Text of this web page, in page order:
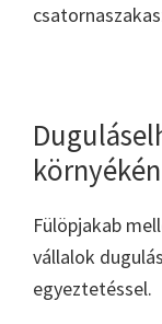
környékén
Fülöpjakab
vállalok
egyeztetéssel.